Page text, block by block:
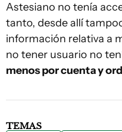
Astesiano no tenía
tanto, desde allí
información relativa a
no tener usuario no
menos por cuenta y
TEMAS